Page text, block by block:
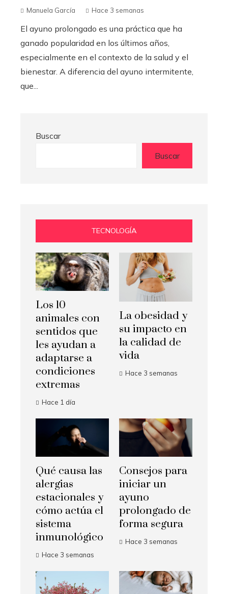
Manuela García Hace 3 semanas
El ayuno prolongado es una práctica que ha
ganado popularidad en los últimos años,
especialmente en el contexto de la salud y el
bienestar. A diferencia del ayuno intermitente,
que...
Buscar
Buscar
TECNOLOGÍA
Los 10
animales con
sentidos que
les ayudan a
adaptarse a
condiciones
extremas
Hace 1 día
La obesidad y
su impacto en
la calidad de
vida
Hace 3 semanas
Qué causa las
alergias
estacionales y
cómo actúa el
sistema
inmunológico
Hace 3 semanas
Consejos para
iniciar un
ayuno
prolongado de
forma segura
Hace 3 semanas